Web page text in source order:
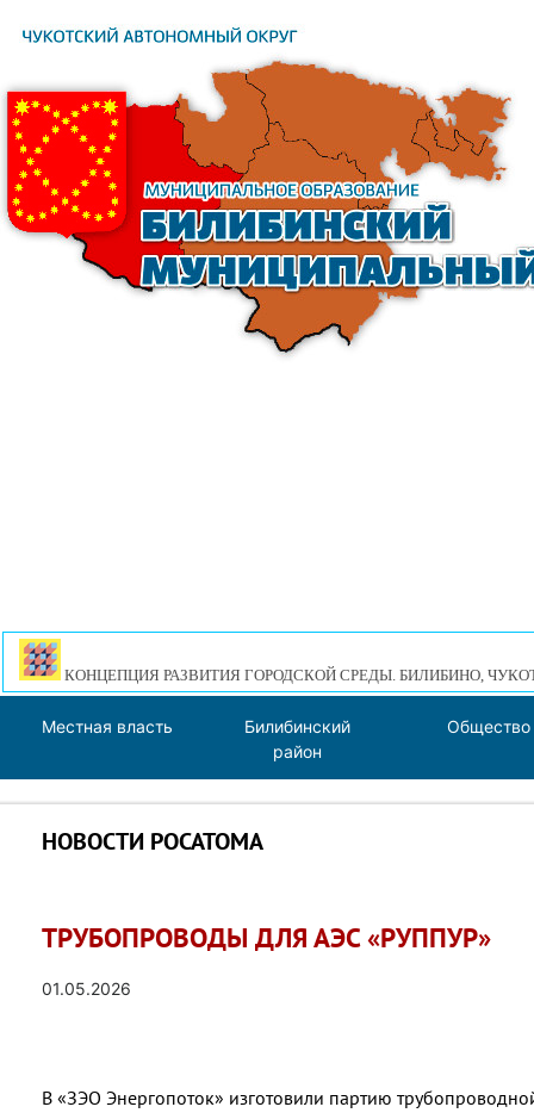
КОНЦЕПЦИЯ РАЗВИТИЯ ГОРОДСКОЙ СРЕДЫ. БИЛИБИНО,
Местная власть
Билибинский
район
Общество
НОВОСТИ РОСАТОМА
ТРУБОПРОВОДЫ ДЛЯ АЭС «РУППУР»
01.05.2026
В «ЗЭО Энергопоток» изготовили партию